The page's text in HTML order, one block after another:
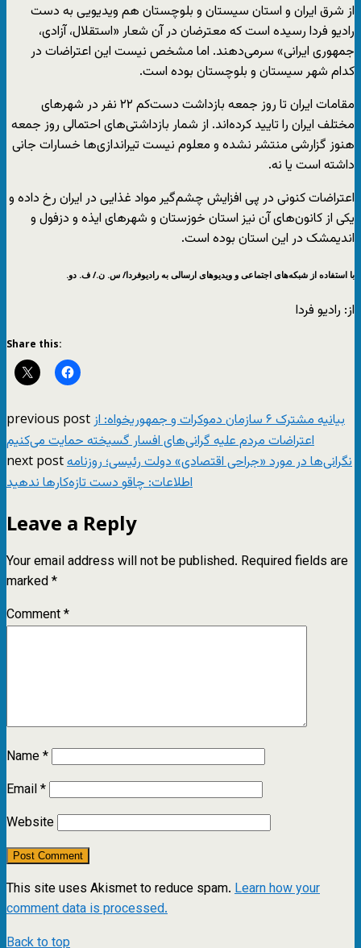
از شرق ایران و استان سیستان و بلوچستان هم ویدیویی به دست
رادیو فردا رسیده است که معترضان در آن شعار «استقلال، آزادی،
جمهوری ایرانی» سرمی‌دهند. اما مشخص نیست این اعتراضات در
کدام شهر سیستان و بلوچستان بوده است.
مقامات ایران تا روز جمعه بازداشت دست‌کم ۲۲ نفر در شهرهای
مختلف ایران را تایید کرده‌اند. از شمار بازداشتی‌های احتمالی روز جمعه
هنوز گزارشی منتشر نشده و معلوم نیست تیراندازی‌ها خسارات جانی
داشته است یا نه.
اعتراضات کنونی در پی افزایش چشم‌گیر مواد غذایی در ایران رخ داده و
یکی از کانون‌های آن نیز استان خوزستان و شهرهای ایذه و دزفول و
اندیمشک در این استان بوده است.
با استفاده از شبکه‌های اجتماعی و ویدیوهای ارسالی به رادیوفردا/ س. ن./ ف. دو.
از: رادیو فردا
Share this:
previous post بیانیه مشترک ۶ سازمان دموکرات و جمهوریخواه: از
اعتراضات مردم علیه گرانی‌های افسار گسیخته حمایت می‌کنیم
next postنگرانی‌ها در مورد «جراحی اقتصادی» دولت رئیسی؛ روزنامه
اطلاعات: چاقو دست تازه‌کارها ندهید
Leave a Reply
Your email address will not be published. Required fields are
marked*
Comment*
Name*
Email*
Website
This site uses Akismet to reduce spam. Learn how your
comment data is processed.
Back to top